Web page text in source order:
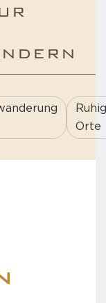
Orte